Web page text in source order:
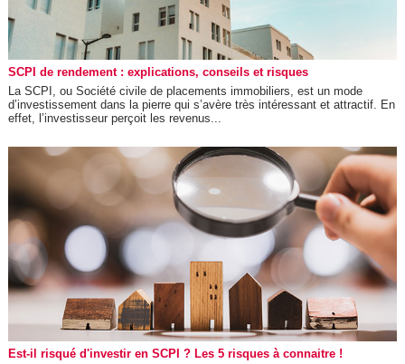
SCPI de rendement : explications, conseils et risques
La SCPI, ou Société civile de placements immobiliers, est un mode
d’investissement dans la pierre qui s’avère très intéressant et attractif. En
effet, l’investisseur perçoit les revenus...
Est-il risqué d'investir en SCPI ? Les 5 risques à connaitre !